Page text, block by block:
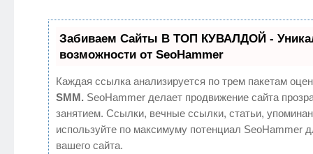
Забиваем Сайты В ТОП КУВАЛДОЙ -
возможности от SeoHammer
Каждая ссылка анализируется по трем пакетам
SMM. SeoHammer делает продвижение сайта
занятием. Ссылки, вечные ссылки, статьи,
используйте по максимуму потенциал SeoHammer
вашего сайта.